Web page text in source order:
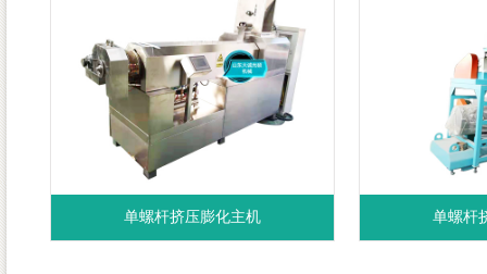
单螺杆挤压膨化主机 单螺杆